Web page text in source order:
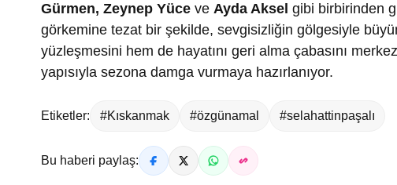
Gürmen, Zeynep Yüce ve Ayda Aksel gibi birbirinden
görkemine tezat bir şekilde, sevgisizliğin gölgesiyle
yüzleşmesini hem de hayatını geri alma çabasını
yapısıyla sezona damga vurmaya hazırlanıyor.
Etiketler: #Kıskanmak #özgünamal #selahattinpaşalı
Bu haberi paylaş: